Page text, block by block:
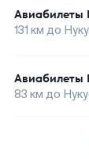
Авиабилеты
131 км до
Авиабилеты
83 км до